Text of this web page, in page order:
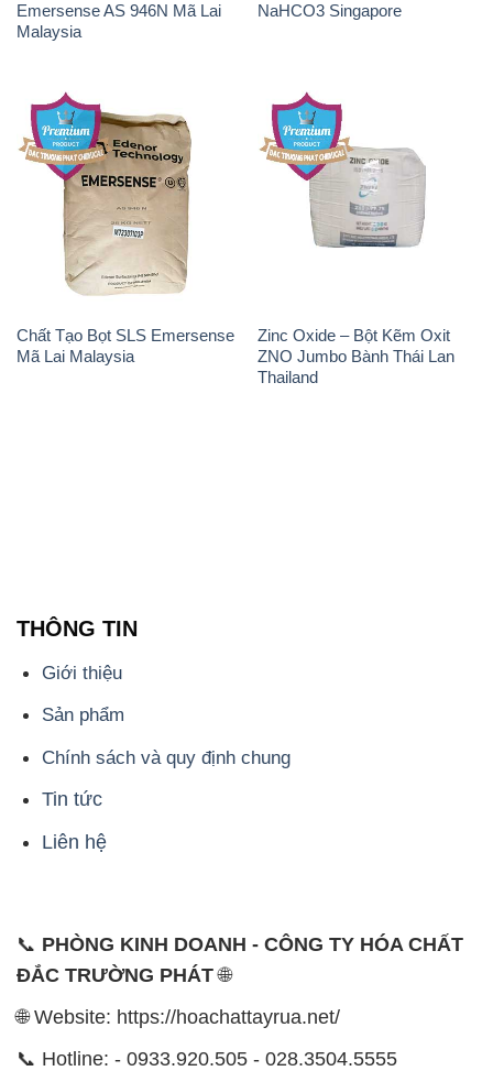
Emersense AS 946N Mã Lai
Malaysia
NaHCO3 Singapore
Chất Tạo Bọt SLS Emersense
Mã Lai Malaysia
Zinc Oxide – Bột Kẽm Oxit
ZNO Jumbo Bành Thái Lan
Thailand
THÔNG TIN
Giới thiệu
Sản phẩm
Chính sách và quy định chung
Tin tức
Liên hệ
📞 PHÒNG KINH DOANH - CÔNG TY HÓA CHẤT
ĐẮC TRƯỜNG PHÁT🌐
🌐 Website: https://hoachattayrua.net/
📞 Hotline: - 0933.920.505 - 028.3504.5555